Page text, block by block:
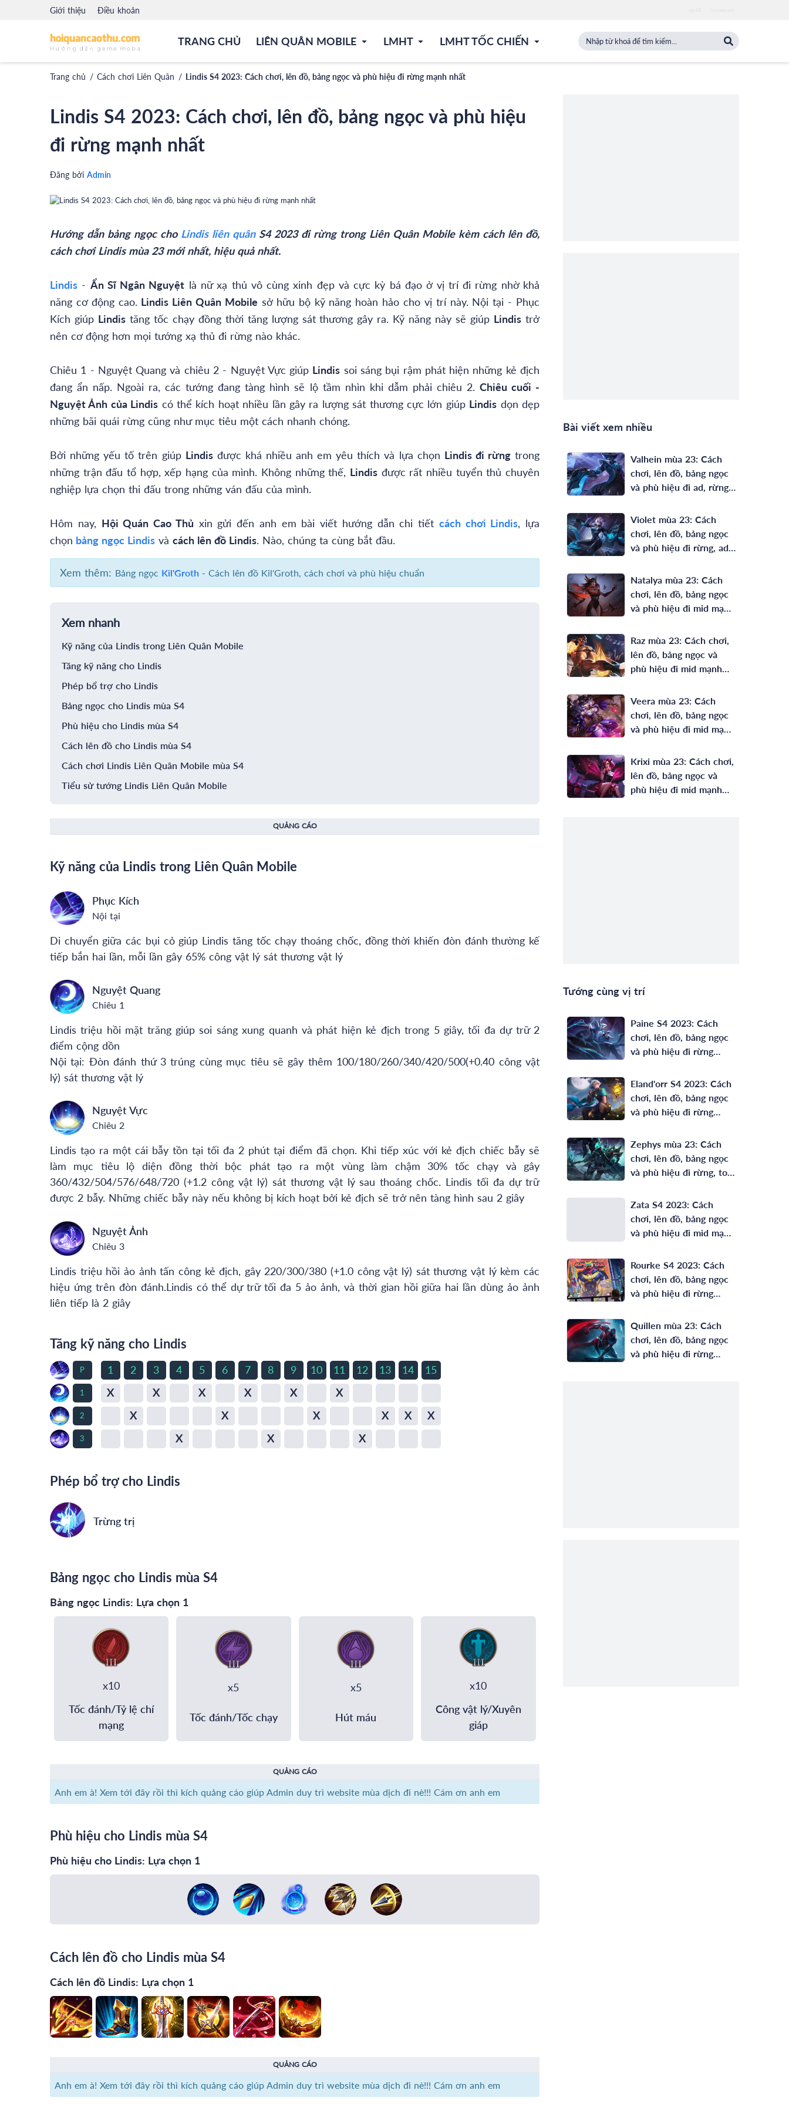
Giới thiệu Điều khoản
TRANG CHỦ LIÊN QUÂN MOBILE LMHT LMHT TỐC CHIẾN
Trang chủ / Cách chơi Liên Quân / Lindis S4 2023: Cách chơi, lên đồ, bảng ngọc và phù hiệu đi rừng mạnh nhất
Lindis S4 2023: Cách chơi, lên đồ, bảng ngọc và phù hiệu
đi rừng mạnh nhất
Đăng bởi Admin
Hướng dẫn bảng ngọc cho Lindis liên quânS4 2023 đi rừng trong Liên Quân Mobile kèm cách lên đồ,
cách chơi Lindis mùa 23 mới nhất, hiệu quả nhất.
Lindis - Ẩn Sĩ Ngân Nguyệt là nữ xạ thủ vô cùng xinh đẹp và cực kỳ bá đạo ở vị trí đi rừng nhờ khả
năng cơ động cao. Lindis Liên Quân Mobile sở hữu bộ kỹ năng hoàn hảo cho vị trí này. Nội tại - Phục
Kích giúp Lindistăng tốc chạy đồng thời tăng lượng sát thương gây ra. Kỹ năng này sẽ giúp Lindis trở
nên cơ động hơn mọi tướng xạ thủ đi rừng nào khác.
Chiêu 1 - Nguyệt Quang và chiêu 2 - Nguyệt Vực giúp Lindis soi sáng bụi rậm phát hiện những kẻ địch
đang ẩn nấp. Ngoài ra, các tướng đang tàng hình sẽ lộ tầm nhìn khi dẫm phải chiêu 2. Chiêu cuối -
Nguyệt Ảnh của Lindis có thể kích hoạt nhiều lần gây ra lượng sát thương cực lớn giúp Lindis dọn dẹp
những bãi quái rừng cũng như mục tiêu một cách nhanh chóng.
Bởi những yếu tố trên giúp Lindisđược khá nhiều anh em yêu thích và lựa chọn Lindis đi rừngtrong
những trận đấu tổ hợp, xếp hạng của mình. Không những thế, Lindis được rất nhiều tuyển thủ chuyên
nghiệp lựa chọn thi đấu trong những ván đấu của mình.
Hôm nay, Hội Quán Cao Thủ xin gửi đến anh em bài viết hướng dẫn chi tiết cách chơi Lindis, lựa
chọn bảng ngọc Lindis và cách lên đồ Lindis. Nào, chúng ta cùng bắt đầu.
Xem thêm: Bảng ngọc Kil'Groth - Cách lên đồ Kil'Groth, cách chơi và phù hiệu chuẩn
Xem nhanh
Kỹ năng của Lindis trong Liên Quân Mobile
Tăng kỹ năng cho Lindis
Phép bổ trợ cho Lindis
Bảng ngọc cho Lindis mùa S4
Phù hiệu cho Lindis mùa S4
Cách lên đồ cho Lindis mùa S4
Cách chơi Lindis Liên Quân Mobile mùa S4
Tiểu sử tướng Lindis Liên Quân Mobile
QUẢNG CÁO
Kỹ năng của Lindis trong Liên Quân Mobile
Phục Kích
Nội tại
Di chuyển giữa các bụi cỏ giúp Lindis tăng tốc chạy thoáng chốc, đồng thời khiến đòn đánh thường kế
tiếp bắn hai lần, mỗi lần gây 65% công vật lý sát thương vật lý
Nguyệt Quang
Chiêu 1
Lindis triệu hồi mặt trăng giúp soi sáng xung quanh và phát hiện kẻ địch trong 5 giây, tối đa dự trữ 2
điểm cộng dồn
Nội tại: Đòn đánh thứ 3 trúng cùng mục tiêu sẽ gây thêm 100/180/260/340/420/500(+0.40 công vật
lý) sát thương vật lý
Nguyệt Vực
Chiêu 2
Lindis tạo ra một cái bẫy tồn tại tối đa 2 phút tại điểm đã chọn. Khi tiếp xúc với kẻ địch chiếc bẫy sẽ
làm mục tiêu lộ diện đồng thời bộc phát tạo ra một vùng làm chậm 30% tốc chạy và gây
360/432/504/576/648/720 (+1.2 công vật lý) sát thương vật lý sau thoáng chốc. Lindis tối đa dự trữ
được 2 bẫy. Những chiếc bẫy này nếu không bị kích hoạt bởi kẻ địch sẽ trở nên tàng hình sau 2 giây
Nguyệt Ảnh
Chiêu 3
Lindis triệu hồi ảo ảnh tấn công kẻ địch, gây 220/300/380 (+1.0 công vật lý) sát thương vật lý kèm các
hiệu ứng trên đòn đánh.Lindis có thể dự trữ tối đa 5 ảo ảnh, và thời gian hồi giữa hai lần dùng ảo ảnh
liên tiếp là 2 giây
Tăng kỹ năng cho Lindis
P 1 2 3 4 5 6 7 8 9 10 11 12 13 14 15
1 X X X X X X
2 X X X X X X
3 X X X
Phép bổ trợ cho Lindis
Trừng trị
Bảng ngọc cho Lindis mùa S4
Bảng ngọc Lindis: Lựa chọn 1
x10
Tốc đánh/Tỷ lệ chí
mạng
x5
Tốc đánh/Tốc chạy
x5
Hút máu
x10
Công vật lý/Xuyên
giáp
QUẢNG CÁO
Anh em à! Xem tới đây rồi thì kích quảng cáo giúp Admin duy trì website mùa dịch đi nè!!! Cám ơn anh em
Phù hiệu cho Lindis mùa S4
Phù hiệu cho Lindis: Lựa chọn 1
Cách lên đồ cho Lindis mùa S4
Cách lên đồ Lindis: Lựa chọn 1
QUẢNG CÁO
Anh em à! Xem tới đây rồi thì kích quảng cáo giúp Admin duy trì website mùa dịch đi nè!!! Cám ơn anh em
Bài viết xem nhiều
Valhein mùa 23: Cách
chơi, lên đồ, bảng ngọc
và phù hiệu đi ad, rừng
Violet mùa 23: Cách
chơi, lên đồ, bảng ngọc
và phù hiệu đi rừng, ad
Natalya mùa 23: Cách
chơi, lên đồ, bảng ngọc
và phù hiệu đi mid mạnh
Raz mùa 23: Cách chơi,
lên đồ, bảng ngọc và
phù hiệu đi mid mạnh
Veera mùa 23: Cách
chơi, lên đồ, bảng ngọc
và phù hiệu đi mid mạnh
Krixi mùa 23: Cách chơi,
lên đồ, bảng ngọc và
phù hiệu đi mid mạnh
Tướng cùng vị trí
Paine S4 2023: Cách
chơi, lên đồ, bảng ngọc
và phù hiệu đi rừng
Eland'orr S4 2023: Cách
chơi, lên đồ, bảng ngọc
và phù hiệu đi rừng
Zephys mùa 23: Cách
chơi, lên đồ, bảng ngọc
và phù hiệu đi rừng, top
Zata S4 2023: Cách
chơi, lên đồ, bảng ngọc
và phù hiệu đi mid mạnh
Rourke S4 2023: Cách
chơi, lên đồ, bảng ngọc
và phù hiệu đi rừng
Quillen mùa 23: Cách
chơi, lên đồ, bảng ngọc
và phù hiệu đi rừng